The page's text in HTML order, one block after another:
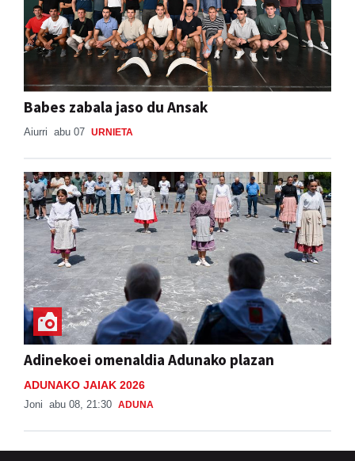
Babes zabala jaso du Ansak
Aiurri abu 07 URNIETA
Adinekoei omenaldia Adunako plazan
ADUNAKO JAIAK 2026
Joni abu 08, 21:30 ADUNA